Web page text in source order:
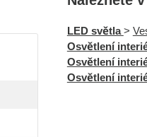
LED světla>
Osvětlení
Osvětlení
Osvětlení